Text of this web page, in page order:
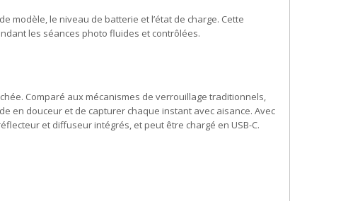
modèle, le niveau de batterie et l’état de charge. Cette
les séances photo fluides et contrôlées.
Comparé aux mécanismes de verrouillage traditionnels,
en douceur et de capturer chaque instant avec aisance. Avec
et diffuseur intégrés, et peut être chargé en USB-C.